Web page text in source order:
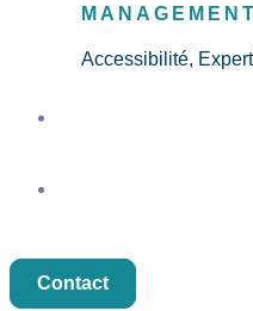
Accessibilité,
Contact